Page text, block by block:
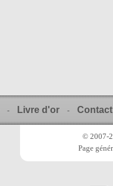
- Livre d'or - Contact
© 2007-
Page